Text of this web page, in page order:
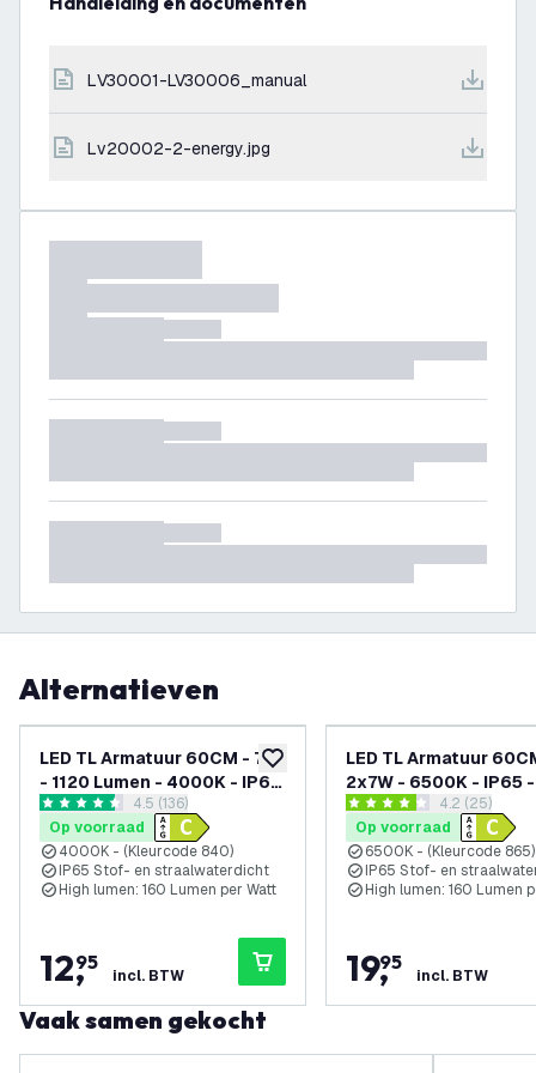
LV30001-LV30006_manual
lv20002-2-energy.jpg
Alternatieven
toevoegen aan verlanglijst
LED TL Armatuur 60CM - 7W
- 1120 Lumen - 4000K - IP65
- Incl. LumiLEDs LED TL
reviews drawer openen
4.5 score sterren4.5 (136)
Op voorraad
4000K - (Kleurcode 840)
IP65 Stof- en straalwaterdicht
High lumen: 160 Lumen per Watt
12,
95
incl. BTW
LED TL Armatuur
2x7W - 6500K - IP65
LumiLEDs LED TL
reviews
4.2 score sterren4.2 (25)
Op voorraad
6500K - (Kleurcode 865)
IP65 Stof- en
High lumen: 160 Lumen
19,
95
incl. BTW
Vaak samen gekocht